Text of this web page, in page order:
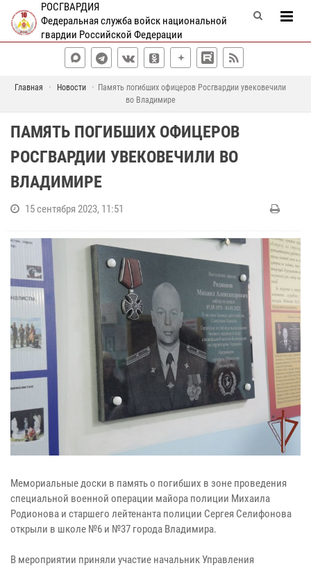
РОСГВАРДИЯ
Федеральная служба войск национальной
гвардии Российской Федерации
Главная Новости
Память погибших офицеров Росгвардии увековечили
во Владимире
ПАМЯТЬ ПОГИБШИХ ОФИЦЕРОВ
РОСГВАРДИИ УВЕКОВЕЧИЛИ ВО
ВЛАДИМИРЕ
15 сентября 2023, 11:51
Мемориальные доски в память о погибших в зоне проведения
специальной военной операции майора полиции Михаила
Родионова и старшего лейтенанта полиции Сергея Селифонова
открыли в школе №6 и №37 города Владимира.
В мероприятии приняли участие начальник Управления